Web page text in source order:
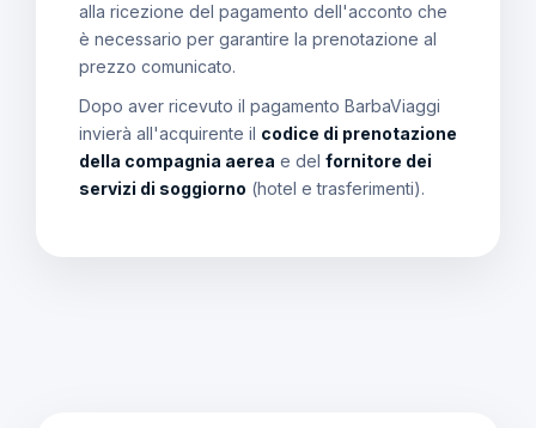
alla ricezione del pagamento dell'acconto che
è necessario per garantire la prenotazione al
prezzo comunicato.
Dopo aver ricevuto il pagamento BarbaViaggi
invierà all'acquirente il codice di prenotazione
della compagnia aerea e del fornitore dei
servizi di soggiorno (hotel e trasferimenti).